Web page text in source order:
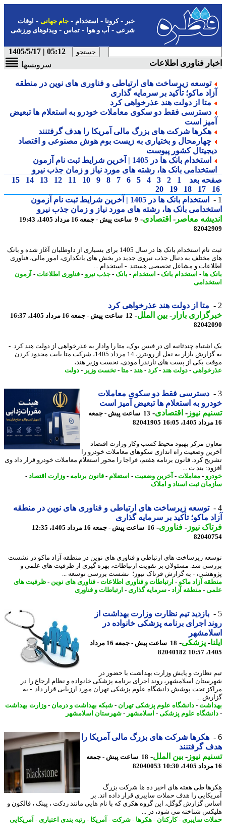
-کرونا-استخدام- جام جهانی-اوقات
شرعی-آب و هوا-تماس-ویدئوهای ورزشی
05:12 | 1405/5/17
فناوری اطلاعات
سرویسها
توسعه زیرساخت های ارتباطی و فناوری های نوین در منطقه
ماکو؛ تأکید بر سرمایه گذاری
متا از دولت هند عذرخواهی کرد
دسترسی فقط دو سکوی معاملات خودرو به استعلام ها تبعیض
است
هکرها شرکت های بزرگ مالی آمریکا را هدف گرفتنند
چهارمحال و بختیاری به زیست بوم هوش مصنوعی و اقتصاد
کشور پیوست
استخدام بانک ها در 1405 | آخرین شرایط ثبت نام آزمون
بانک ها، رشته های مورد نیاز و زمان جذب نیرو
بعد
1
2
3
4
5
6
7
8
9
10
11
12
13
14
15
17
18
19
20
استخدام بانک ها در 1405 | آخرین شرایط ثبت نام آزمون
بانک ها، رشته های مورد نیاز و زمان جذب نیرو
معاصر-اقتصادی-9 ساعت پیش - جمعه 16 مرداد 1405، 19:43
ثبت نام استخدام بانک ها در سال 1405 برای بسیاری از داوطلبان آغاز شده و بانک
مختلف به دنبال جذب نیروی جدید در بخش های بانکداری، امور مالی، فناوری
و مشاغل تخصصی هستند. - استخدام ...
ها- استخدام بانک -استخدام-بانک -جذب نیرو -فناوری اطلاعات-آزمون
متا از دولت هند عذرخواهی کرد
بازار- بین الملل-12 ساعت پیش - جمعه 16 مرداد 1405، 16:37
چندثانیه ای در فیس بوک، متا را وادار به عذرخواهی از دولت هند کرد. -
به گزارش بازار به نقل از رویترز، 14 مرداد 1405، شرکت متا بابت محدود کردن
یکی از پست های نارندرا مودی، نخست وزیر هند،
-دولت هند-کرد-هند-متا -نخست وزیر - دولت
دسترسی فقط دو سکوی معاملات
به استعلام ها تبعیض آمیز است
نیوز-اقتصادی-
13 ساعت پیش - جمعه
82041905
مرکز بهبود محیط کسب وکار وزارت اقتصاد
وضعیت راه اندازی سکوهای معاملات خودرو را
کرد. قانون برنامه هفتم، فراجا را محور استعلام معاملات خودرو قرار داد وی
بند ت ...
-معاملات-آخرین وضعیت-استعلام-قانون برنامه -وزارت اقتصاد-
ثبت اسناد و املاک
توسعه زیرساخت های ارتباطی و فناوری های نوین در منطقه
ماکو؛ تأکید بر سرمایه گذاری
نیوز-فناوری- 16 ساعت پیش - جمعه 16 مرداد 1405، 12:35
زیرساخت های ارتباطی و فناوری های نوین در منطقه آزاد ماکو در نشست
شد. مسئولان بر تقویت ارتباطات، بهره گیری از ظرفیت های علمی و
- به گزارش فرتاک نیوز؛ نشست بررسی توسعه ...
آزاد ماکو -ارتباطات و فناوری اطلاعات-فناوری های نوین -ظرفیت های
-منطقه آزاد - سرمایه گذاری- ارتباطات و فناوری
بازدید تیم نظارت وزارت بهداشت از
اجرای برنامه پزشکی خانواده در
-پزشکی-
18 ساعت پیش - جمعه 16 مرداد
82040182
نظارت و پایش وزارت بهداشت با حضور در
اسلامشهر، روند اجرای برنامه پزشکی خانواده و نظام ارجاع را در
تحت پوشش دانشگاه علوم پزشکی تهران مورد ارزیابی قرار داد. - به
...
-دانشگاه علوم پزشکی تهران- شبکه بهداشت و درمان -وزارت بهداشت
علوم پزشکی-اسلامشهر-شهرستان اسلامشهر
هکرها شرکت های بزرگ مالی آمریکا را
گرفتنند
نیوز-بین الملل-
18 ساعت پیش - جمعه
82040053
طی هفته های اخیر ده ها شرکت بزرگ
را هدف حملات سایبری قرار داده اند. بر
گزارش گوگل، این گروه هکری که با نام هایی مانند ردکت ، پینک ، فالکون و
شناخته می شود، در ...
سایبری- کارکنان-هکرها- شرکت-آمریکا- رتبه بندی اعتباری- آمریکایی